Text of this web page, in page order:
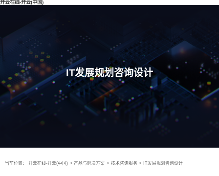
开云在线-开云(中国)
IT发展规划咨询设计
当前位置： 开云在线-开云(中国) > 产品与解决方案 > 技术咨询服务 > IT发展规划咨询设计